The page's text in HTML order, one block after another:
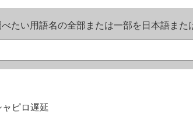
たい用語名の全部または一部を日本語また
ャピロ遅延